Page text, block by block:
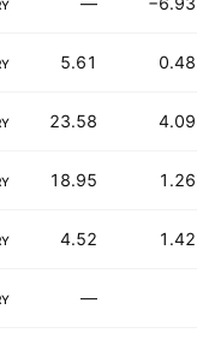
5.61 0.48
23.58 4.09
18.95 1.26
4.52 1.42
—